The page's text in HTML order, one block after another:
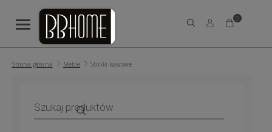
0
Strona główna Meble Stoliki kawowe
produktów